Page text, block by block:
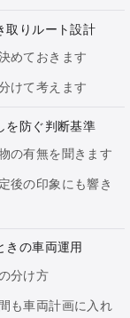
取りルート設計
めておきます
けて考えます
を防ぐ判断基準
の有無を聞きます
後の印象にも響き
きの車両運用
分け方
も車両計画に入れ